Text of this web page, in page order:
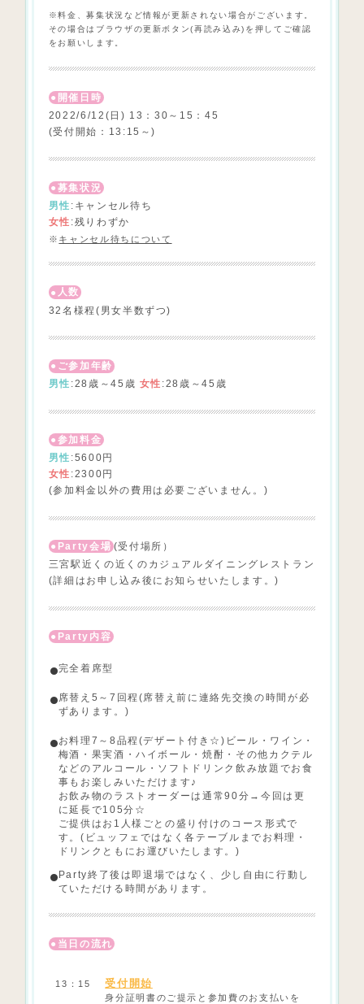
※料金、募集状況など情報が更新されない場合がございます。
その場合はブラウザの更新ボタン(再読み込み)を押してご確認
をお願いします。
開催日時
2022/6/12(日) 13：30～15：45
(受付開始：13:15～)
募集状況
男性 :キャンセル待ち
女性 :残りわずか
※ キャンセル待ちについて
人数
32名様程(男女半数ずつ)
ご参加年齢
男性 :28歳～45歳 女性 :28歳～45歳
参加料金
男性 :5600円
女性 :2300円
(参加料金以外の費用は必要ございません。)
Party会場 (受付場所）
三宮駅近くの近くのカジュアルダイニングレストラン
(詳細はお申し込み後にお知らせいたします。)
Party内容
完全着席型
席替え5～7回程(席替え前に連絡先交換の時間が必
ずあります。)
お料理7～8品程(デザート付き☆)ビール・ワイン・
梅酒・果実酒・ハイボール・焼酎・その他カクテル
などのアルコール・ソフトドリンク飲み放題でお食
事もお楽しみいただけます♪
お飲み物のラストオーダーは通常90分→今回は更
に延長で105分☆
ご提供はお1人様ごとの盛り付けのコース形式で
す。(ビュッフェではなく各テーブルまでお料理・
ドリンクともにお運びいたします。)
Party終了後は即退場ではなく、少し自由に行動し
ていただける時間があります。
当日の流れ
13：15 受付開始
身分証明書のご提示と参加費のお支払いを